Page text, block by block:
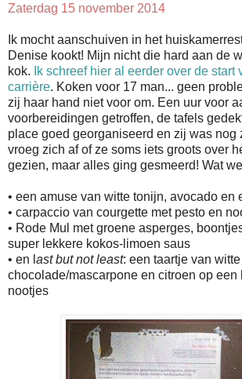
Zaterdag 15 november 2014
Ik mocht aanschuiven in het
Denise kookt! Mijn nicht die hard aan de
kok.
Ik schreef hier al eerder over de start
carrière. Koken voor 17 man... geen
zij haar hand niet voor om. Een uur voor
voorbereidingen getroffen, de tafels
place goed georganiseerd en zij was nog
vroeg zich af of ze soms iets groots over
gezien, maar alles ging gesmeerd! Wat
• een amuse van witte tonijn, avocado en
• carpaccio van courgette met pesto en
• Rode Mul met groene asperges,
super lekkere kokos-limoen saus
• en l ast but not least: een taartje van witte
chocolade/mascarpone en citroen op een
nootjes